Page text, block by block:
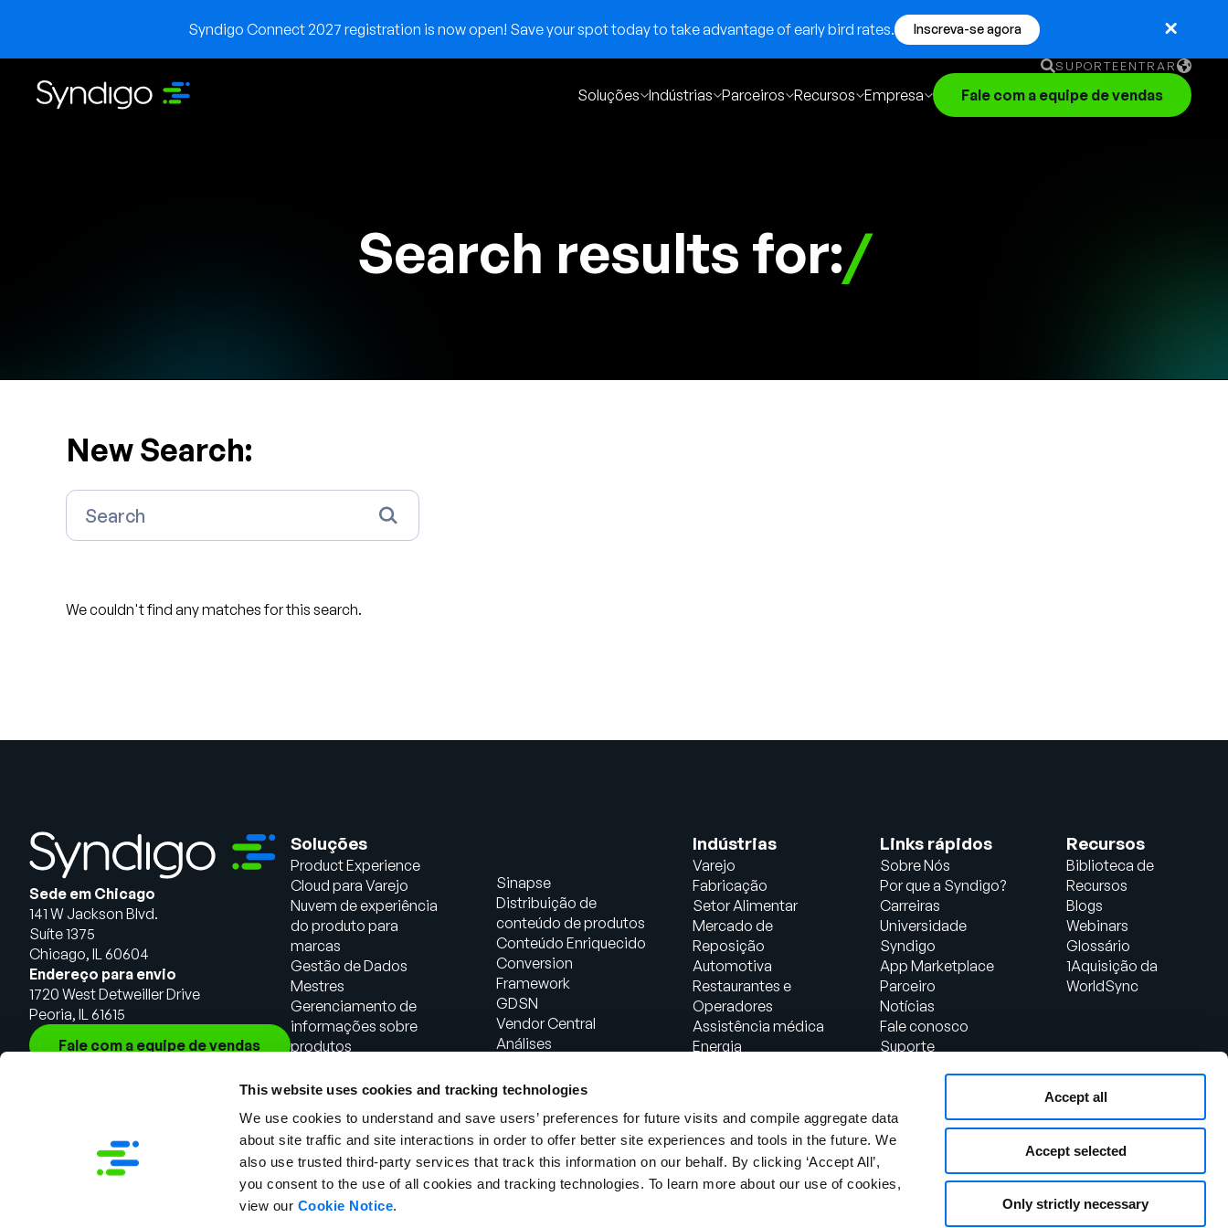
This website uses cookies and tracking technologies
We use cookies to understand and save users’ preferences for future visits and compile aggregate data
about site traffic and site interactions in order to offer better site experiences and tools in the future. We
also use trusted third-party services that track this information on our behalf. By clicking ‘Accept All’,
you consent to the use of all cookies and tracking technologies. To learn more about our use of cookies,
view our Cookie Notice.
Accept all
Accept selected
Only strictly necessary
Syndigo Connect 2027 registration is now open! Save your spot today to take advantage of early bird rates. Inscreva-se agora
SUPORTEENTRAR
English
German
Soluções Indústrias Parceiros Recursos Empresa Fale com a equipe de vendas
Search results for:/
New Search:
We couldn't find any matches for this search.
Sede em Chicago
141 W Jackson Blvd.
Suíte 1375
Chicago, IL 60604
Endereço para envio
1720 West Detweiller Drive
Peoria, IL 61615
Fale com a equipe de vendas
Soluções
Product Experience
Cloud para Varejo
Nuvem de experiência
do produto para
marcas
Gestão de Dados
Mestres
Gerenciamento de
informações sobre
produtos
Sinapse
Distribuição de
conteúdo de produtos
Conteúdo Enriquecido
Conversion
Framework
GDSN
Vendor Central
Análises
agêntico
AI Gopilots
Marketplace
Nutrição e Bem-estar
Solução In-Store
Indústrias
Varejo
Fabricação
Setor Alimentar
Mercado de
Reposição
Automotiva
Restaurantes e
Operadores
Assistência médica
Energia
Links rápidos
Sobre Nós
Por que a Syndigo?
Carreiras
Universidade
Syndigo
App Marketplace
Parceiro
Notícias
Fale conosco
Suporte
Recursos
Biblioteca de
Recursos
Blogs
Webinars
Glossário
1Aquisição da
WorldSync